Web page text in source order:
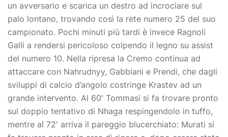
un avversario e scarica un destro ad incrociare sul
palo lontano, trovando così la rete numero 25 del suo
campionato. Pochi minuti più tardi è invece Ragnoli
Galli a rendersi pericoloso colpendo il legno su assist
del numero 10. Nella ripresa la Cremo continua ad
attaccare con Nahrudnyy, Gabbiani e Prendi, che dagli
sviluppi di calcio d’angolo costringe Krastev ad un
grande intervento. Al 60′ Tommasi si fa trovare pronto
sul doppio tentativo di Nhaga respingendolo in tuffo,
mentre al 72′ arriva il pareggio blucerchiato: Murati si